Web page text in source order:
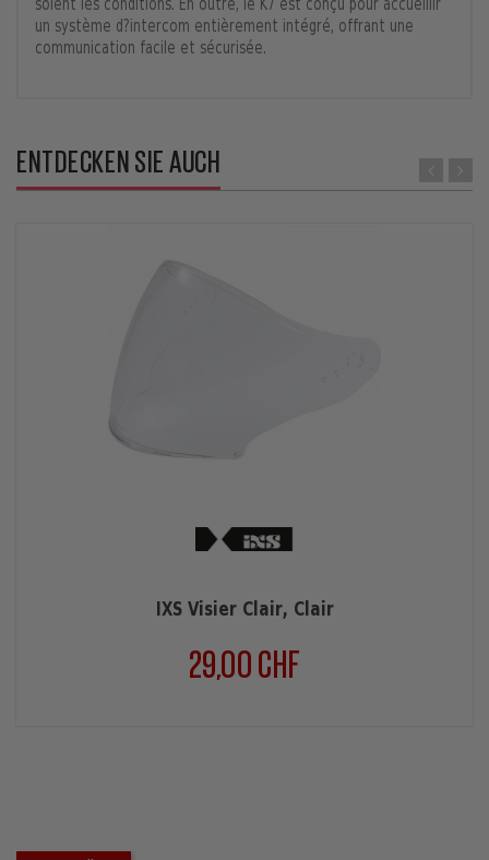
soient les conditions. En outre, le K7 est conçu pour accueillir
un système d?intercom entièrement intégré, offrant une
communication facile et sécurisée.
ENTDECKEN SIE AUCH
IXS Visier Clair, Clair
29,00 CHF